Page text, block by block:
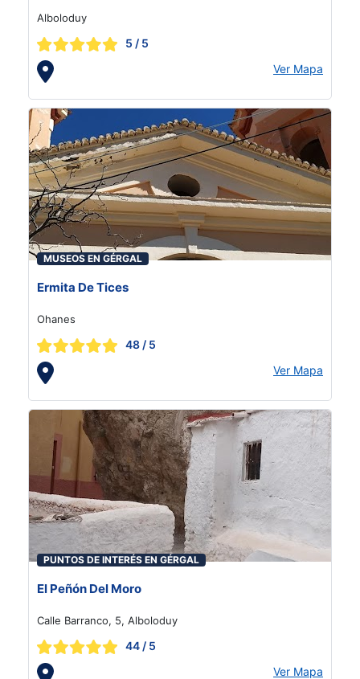
Alboloduy
5 / 5
Ver Mapa
MUSEOS EN GÉRGAL
Ermita De Tices
Ohanes
48 / 5
Ver Mapa
PUNTOS DE INTERÉS EN GÉRGAL
El Peñón Del Moro
Calle Barranco, 5, Alboloduy
44 / 5
Ver Mapa